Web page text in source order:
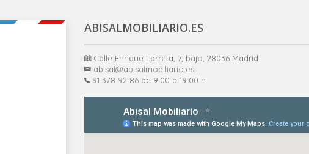
ABISALMOBILIARIO.ES
Calle Enrique Larreta, 7, bajo, 28036 Madrid
abisal@abisalmobiliario.es
91 378 92 86 de 9:00 a 19:00 h.